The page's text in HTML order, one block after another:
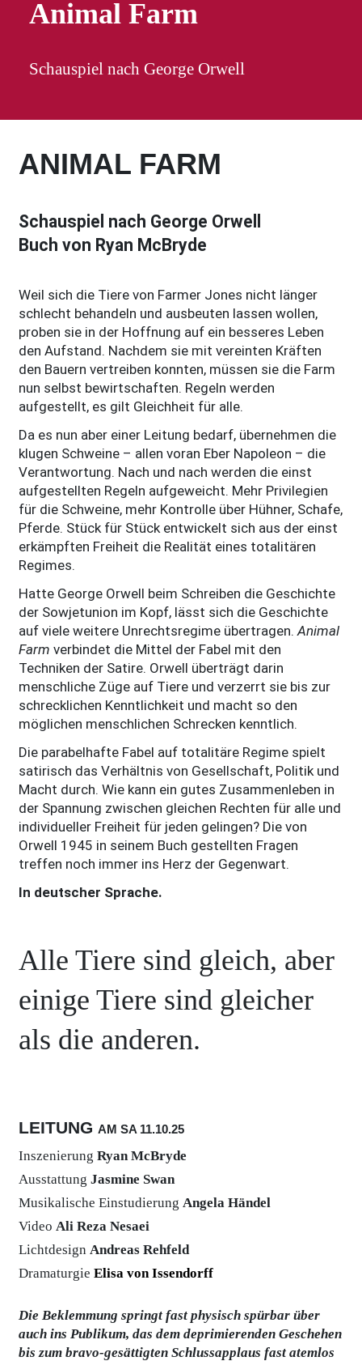
Animal Farm
Schauspiel nach George Orwell
ANIMAL FARM
Schauspiel nach George Orwell
Buch von Ryan McBryde
Weil sich die Tiere von Farmer Jones nicht länger
schlecht behandeln und ausbeuten lassen wollen,
proben sie in der Hoffnung auf ein besseres Leben
den Aufstand. Nachdem sie mit vereinten Kräften
den Bauern vertreiben konnten, müssen sie die Farm
nun selbst bewirtschaften. Regeln werden
aufgestellt, es gilt Gleichheit für alle.
Da es nun aber einer Leitung bedarf, übernehmen die
klugen Schweine – allen voran Eber Napoleon – die
Verantwortung. Nach und nach werden die einst
aufgestellten Regeln aufgeweicht. Mehr Privilegien
für die Schweine, mehr Kon­trolle über Hühner, Schafe,
Pferde. Stück für Stück entwickelt sich aus der einst
erkämpften Freiheit die Realität eines totalitären
Regimes.
Hatte George Orwell beim Schreiben die Geschichte
der Sowjetunion im Kopf, lässt sich die Geschichte
auf viele weitere Unrechtsregime übertragen.Animal
Farm verbindet die Mittel der Fabel mit den
Techniken der Satire. Orwell überträgt darin
menschliche Züge auf Tiere und verzerrt sie bis zur
schrecklichen Kenntlichkeit und macht so den
möglichen menschlichen Schrecken kenntlich.
Die parabelhafte Fabel auf totalitäre Regime spielt
satirisch das Verhältnis von Gesellschaft, Politik und
Macht durch. Wie kann ein gutes Zusammenleben in
der Spannung zwischen gleichen Rechten für alle und
individueller Freiheit für jeden gelingen? Die von
Orwell 1945 in seinem Buch gestellten Fragen
treffen noch immer ins Herz der Gegenwart.
In deutscher Sprache.
Alle Tiere sind gleich, aber
einige Tiere sind gleicher
als die anderen.
LEITUNG AM SA 11.10.25
Inszenierung Ryan McBryde
Ausstattung Jasmine Swan
Musikalische Einstudierung Angela Händel
Video Ali Reza Nesaei
Lichtdesign Andreas Rehfeld
Dramaturgie Elisa von Issendorff
Die Beklemmung springt fast physisch spürbar über
auch ins Publikum, das dem deprimierenden Geschehen
bis zum bravo-gesättigten Schlussapplaus fast atemlos